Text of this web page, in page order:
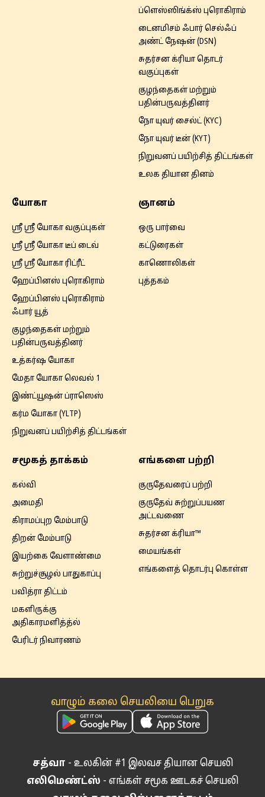
ப்ளெஸ்ஸிங்க்ஸ் புரொகிராம்
டைனமிசம் ஃபார் செல்ஃப்
அண்ட் நேஷன் (DSN)
சுதர்சன க்ரியா தொடர்
வகுப்புகள்
குழந்தைகள் மற்றும்
பதின்பருவத்தினர்
நோ யுவர் சைல்ட் (KYC)
நோ யுவர் டீன் (KYT)
நிறுவனப் பயிற்சித் திட்டங்கள்
உலக தியான தினம்
யோகா
ஸ்ரீ ஸ்ரீ யோகா வகுப்புகள்
ஸ்ரீ ஸ்ரீ யோகா டீப் டைவ்
ஸ்ரீ ஸ்ரீ யோகா ரிட்ரீட்
ஹேப்பினஸ் புரொகிராம்
ஹேப்பினஸ் புரொகிராம்
ஃபார் யூத்
குழந்தைகள் மற்றும்
பதின்பருவத்தினர்
உத்கர்ஷ யோகா
மேதா யோகா லெவல் 1
இண்ட்யூஷன் ப்ராஸெஸ்
கர்ம யோகா (YLTP)
நிறுவனப் பயிற்சித் திட்டங்கள்
ஞானம்
ஒரு பார்வை
கட்டுரைகள்
காணொலிகள்
புத்தகம்
சமூகத் தாக்கம்
கல்வி
அமைதி
கிராமப்புற மேம்பாடு
திறன் மேம்பாடு
இயற்கை வேளாண்மை
சுற்றுச்சூழல் பாதுகாப்பு
பவித்ரா திட்டம்
மகளிருக்கு
அதிகாரமளித்த்ல்
பேரிடர் நிவாரணம்
எங்களை பற்றி
குருதேவரைப் பற்றி
குருதேவ் சுற்றுப்பயண
அட்டவணை
சுதர்சன க்ரியா™
மையங்கள்
எங்களைத் தொடர்பு கொள்ள
வாழும் கலை செயலியை பெறுக
சத்வா - உலகின் #1 இலவச தியான செயலி
எலிமெண்ட்ஸ் - எங்கள் சமூக ஊடகச் செயலி